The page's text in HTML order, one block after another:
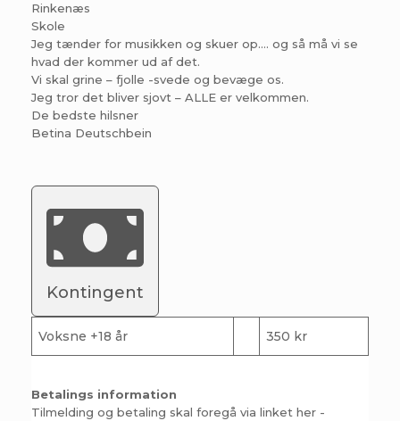
Rinkenæs
Skole
Jeg tænder for musikken og skuer op…. og så må vi se
hvad der kommer ud af det.
Vi skal grine – fjolle -svede og bevæge os.
Jeg tror det bliver sjovt – ALLE er velkommen.
De bedste hilsner
Betina Deutschbein
Kontingent
Voksne +18 år 350 kr
Betalings information
Tilmelding og betaling skal foregå via linket her -